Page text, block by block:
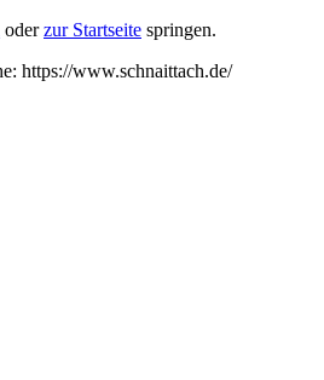
oderzur Startseite springen.
https://www.schnaittach.de/